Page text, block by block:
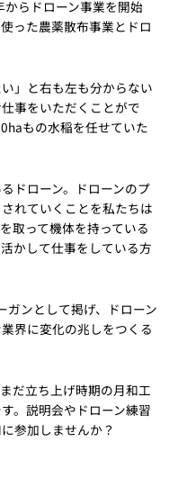
らドローン事業を開始
った農薬散布事業とドロ
」と右も左も分からない
事をいただくことがで
もの水稲を任せていた
ドローン。ドローンのプ
れていくことを私たちは
取って機体を持っている
かして仕事をしている方
ガンとして掲げ、ドローン
界に変化の兆しをつくる
だ立ち上げ時期の月和工
。説明会やドローン練習
参加しませんか？